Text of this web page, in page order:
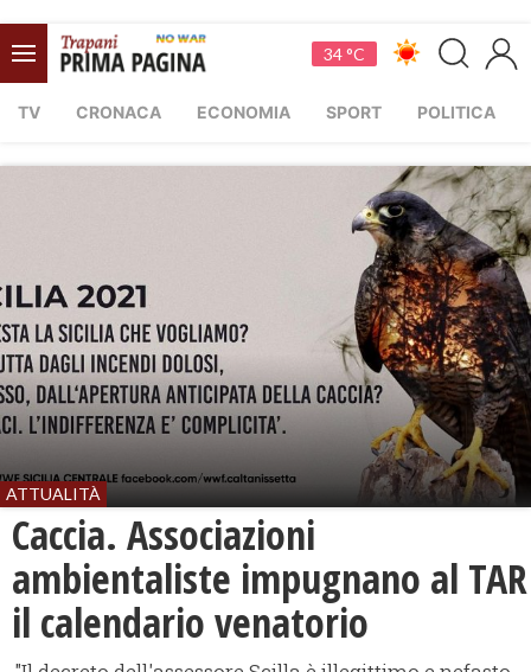
34 °C
TV CRONACA ECONOMIA SPORT POLITICA
ATTUALITÀ
Caccia. Associazioni
ambientaliste impugnano al TAR
il calendario venatorio